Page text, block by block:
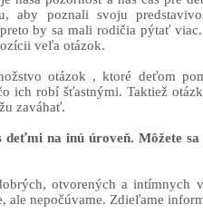
aby poznali svoju
by sa mali rodičia pýtať
veľa otázok.
otázok , ktoré deťom
ich robí šťastnými. Taktiež
zaváhať.
deťmi na inú úroveň. Môžete
otvorených a intímnych
ale nepočúvame. Zdieľame